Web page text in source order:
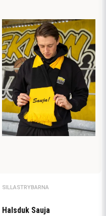
SILLASTRYBARNA
Halsduk Sauja